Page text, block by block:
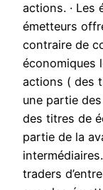
actions. · Les
émetteurs
contraire de
économiques
actions ( des
une partie
des titres de
partie de la
traders